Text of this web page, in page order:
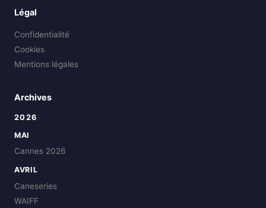
Légal
Confidentialité
Cookies
Mentions légales
Archives
2026
MAI
Cannes 2026
AVRIL
Caneseries
WAIFF